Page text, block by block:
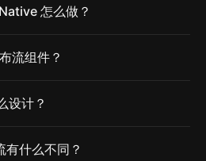
怎么做？
流组件？
设计？
有什么不同？